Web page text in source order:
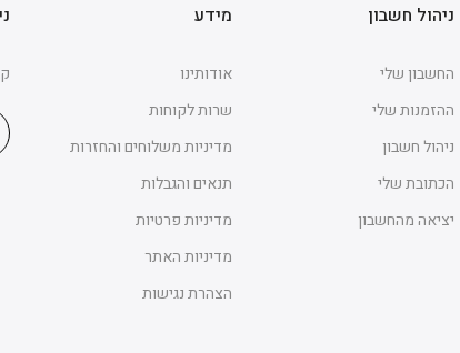
ניהול חשבון
החשבון שלי
ההזמנות שלי
ניהול חשבון
הכתובת שלי
יציאה מהחשבון
מידע
אודותינו
שרות לקוחות
מדיניות משלוחים והחזרות
תנאים והגבלות
מדיניות פרטיות
מדיניות האתר
הצהרת נגישות